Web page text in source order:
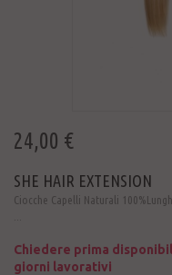
24,00 €
SHE HAIR EXTENSION
Ciocche Capelli Naturali
Chiedere prima
giorni lavorativi